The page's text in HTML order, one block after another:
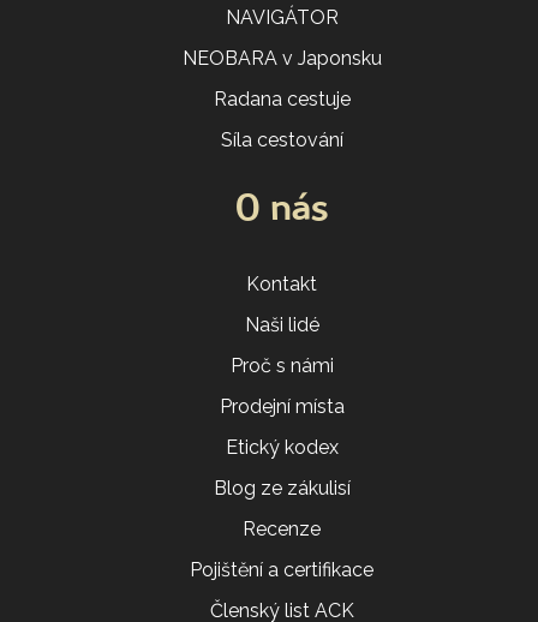
NAVIGÁTOR
NEOBARA v Japonsku
Radana cestuje
Síla cestování
O nás
Kontakt
Naši lidé
Proč s námi
Prodejní místa
Etický kodex
Blog ze zákulisí
Recenze
Pojištění a certifikace
Členský list ACK